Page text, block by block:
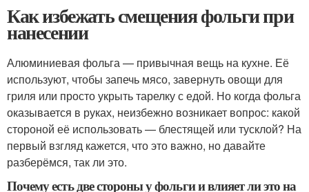
Как избежать смещения фольги при
нанесении
Алюминиевая фольга — привычная вещь на кухне. Её
используют, чтобы запечь мясо, завернуть овощи для
гриля или просто укрыть тарелку с едой. Но когда фольга
оказывается в руках, неизбежно возникает вопрос: какой
стороной её использовать — блестящей или тусклой? На
первый взгляд кажется, что это важно, но давайте
разберёмся, так ли это.
Почему есть две стороны у фольги и влияет ли это на